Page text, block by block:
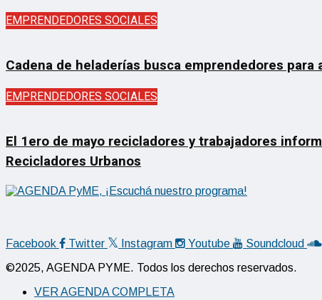
EMPRENDEDORES SOCIALES
Cadena de heladerías busca emprendedores
EMPRENDEDORES SOCIALES
El 1ero de mayo recicladores y trabajadores
Recicladores Urbanos
Facebook Twitter Instagram Youtube
Soundcloud
©2025, AGENDA PYME. Todos los derechos reservados.
VER AGENDA COMPLETA